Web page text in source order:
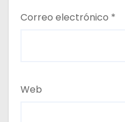
Correo electrónico *
Web